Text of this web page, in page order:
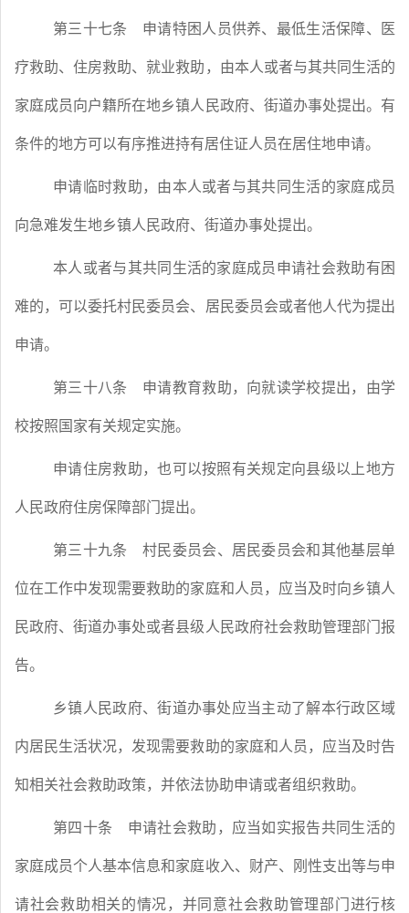
第三十七条 申请特困人员供养、最低生活保障、医
疗救助、住房救助、就业救助，由本人或者与其共同生活的
家庭成员向户籍所在地乡镇人民政府、街道办事处提出。有
条件的地方可以有序推进持有居住证人员在居住地申请。
申请临时救助，由本人或者与其共同生活的家庭成员
向急难发生地乡镇人民政府、街道办事处提出。
本人或者与其共同生活的家庭成员申请社会救助有困
难的，可以委托村民委员会、居民委员会或者他人代为提出
申请。
第三十八条 申请教育救助，向就读学校提出，由学
校按照国家有关规定实施。
申请住房救助，也可以按照有关规定向县级以上地方
人民政府住房保障部门提出。
第三十九条 村民委员会、居民委员会和其他基层单
位在工作中发现需要救助的家庭和人员，应当及时向乡镇人
民政府、街道办事处或者县级人民政府社会救助管理部门报
告。
乡镇人民政府、街道办事处应当主动了解本行政区域
内居民生活状况，发现需要救助的家庭和人员，应当及时告
知相关社会救助政策，并依法协助申请或者组织救助。
第四十条 申请社会救助，应当如实报告共同生活的
家庭成员个人基本信息和家庭收入、财产、刚性支出等与申
请社会救助相关的情况，并同意社会救助管理部门进行核